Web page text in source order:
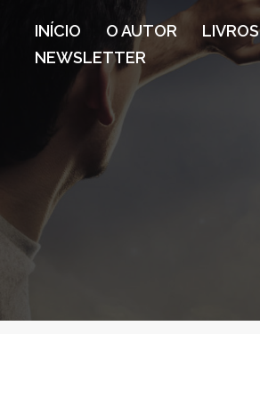
INÍCIO O AUTOR LIVROS
NEWSLETTER